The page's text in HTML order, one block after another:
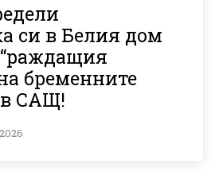
си в Белия дом
бременните
САЩ!